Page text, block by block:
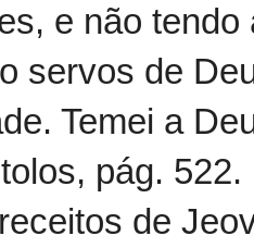
e não
servos de
Temei a
pág. 522.
de